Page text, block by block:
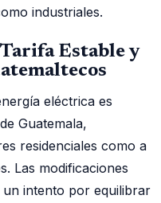
industriales.
Estable y
eléctrica es
Guatemala,
residenciales como a
Las modificaciones
intento por equilibrar